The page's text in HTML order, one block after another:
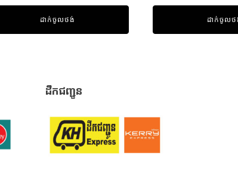
ដាក់ចូលថង់
5
ដាក់ចូលថ
ដឹកជញ្ជូន